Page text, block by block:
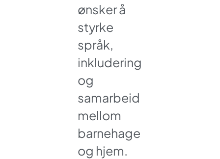
ønsker å
styrke
språk,
inkludering
og
samarbeid
mellom
barnehage
og hjem.